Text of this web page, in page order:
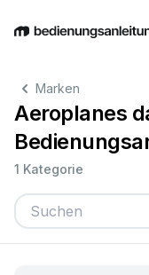
EnglishDeutsch
Marken
Aeroplanes
1 Kategorie